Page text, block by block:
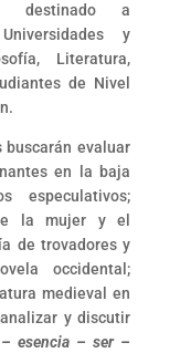
destinado a
y
Literatura,
de Nivel
buscarán evaluar
en la baja
especulativos;
la mujer y el
de trovadores y
occidental;
medieval en
y discutir
esencia – ser –